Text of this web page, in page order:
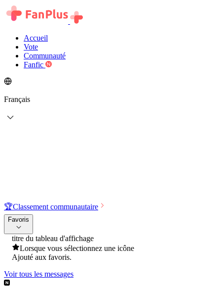
Accueil
Vote
Communauté
Fanfic
Français
🏆Classement communautaire
Favoris
titre du tableau d'affichage
Lorsque vous sélectionnez une icône
Ajouté aux favoris.
Voir tous les messages